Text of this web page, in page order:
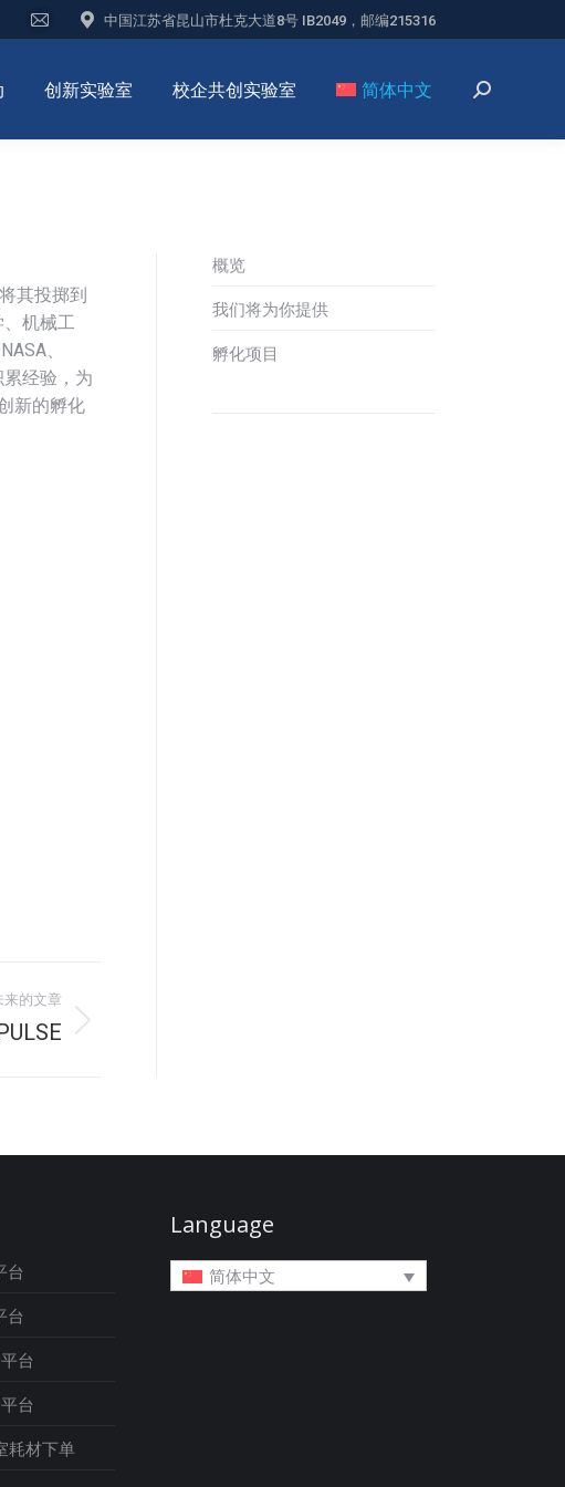
中国江苏省昆山市杜克大道8号 IB2049，邮编215316
创新实验室 校企共创实验室 简体中文
其投掷到
机械工
、
经验，为
新的孵化
来的文章
概览
我们将为你提供
孵化项目
台
台
台
台
耗材下单
Language
简体中文